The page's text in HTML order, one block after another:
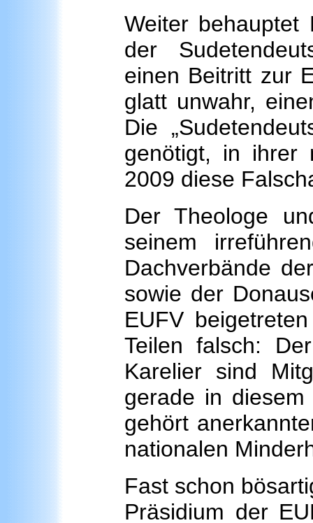
Weiter behauptet
der
einen Beitritt zur
glatt unwahr,
Die
genötigt, in ihrer
2009 diese
Der Theologe
seinem
Dachverbände
sowie der
EUFV
Teilen falsch:
Karelier sind
gerade in
gehört
nationalen
Fast schon
Präsidium der